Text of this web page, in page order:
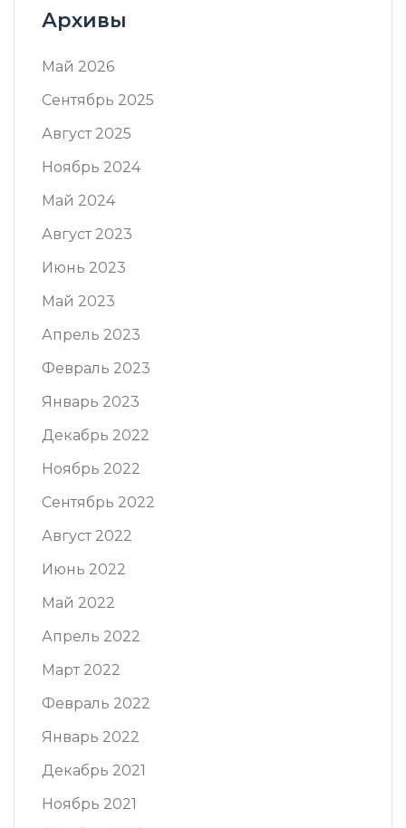
Архивы
Май 2026
Сентябрь 2025
Август 2025
Ноябрь 2024
Май 2024
Август 2023
Июнь 2023
Май 2023
Апрель 2023
Февраль 2023
Январь 2023
Декабрь 2022
Ноябрь 2022
Сентябрь 2022
Август 2022
Июнь 2022
Май 2022
Апрель 2022
Март 2022
Февраль 2022
Январь 2022
Декабрь 2021
Ноябрь 2021